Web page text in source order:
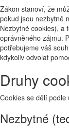
Zákon stanoví, že
pokud jsou nezbytně
Nezbytné cookies), a
oprávněného zájmu.
potřebujeme váš
kdykoliv odvolat
Druhy
Cookies se dělí podle
Nezbytné